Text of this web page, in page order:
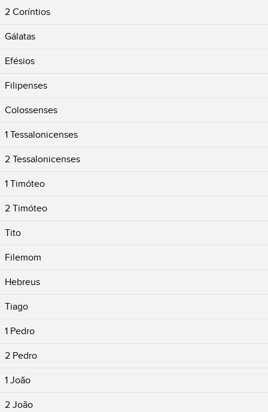
2 Coríntios
Gálatas
Efésios
Filipenses
Colossenses
1 Tessalonicenses
2 Tessalonicenses
1 Timóteo
2 Timóteo
Tito
Filemom
Hebreus
Tiago
1 Pedro
2 Pedro
1 João
2 João